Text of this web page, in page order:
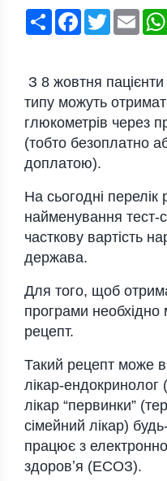
ПоширитиFacebook
TwitterEmail
З 8 жовтня
типу можуть
глюкометрів через
(тобто безоплатно
доплатою).
На сьогодні перелік
найменування тест-
часткову вартість
держава.
Для того, щоб
програми необхідно
рецепт.
Такий рецепт може
лікар-ендокринолог
лікар “первинки”
сімейний лікар)
працює з
здоровʼя (ЕСОЗ).